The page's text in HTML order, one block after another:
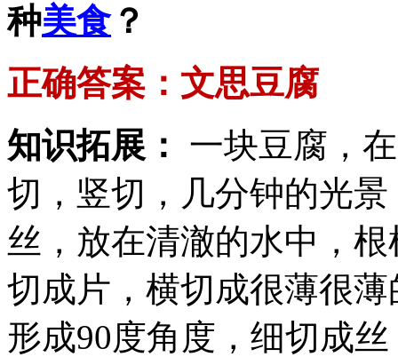
种美食？
正确答案：文思豆腐
知识拓展：
一块豆腐，
切，竖切，几分钟的光
丝，放在清澈的水中，
切成片，横切成很薄很
形成90度角度，细切成